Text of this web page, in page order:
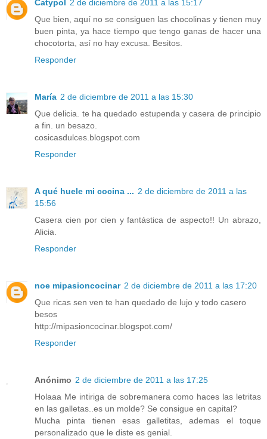
Catypol
2 de diciembre de 2011 a las 15:17
Que bien, aquí no se consiguen las chocolinas y tienen muy
buen pinta, ya hace tiempo que tengo ganas de hacer una
chocotorta, así no hay excusa. Besitos.
Responder
María 2 de diciembre de 2011 a las 15:30
Que delicia. te ha quedado estupenda y casera de principio
a fin. un besazo.
cosicasdulces.blogspot.com
Responder
A qué huele mi cocina ... 2 de diciembre de 2011 a las
15:56
Casera cien por cien y fantástica de aspecto!! Un abrazo,
Alicia.
Responder
noe mipasioncocinar 2 de diciembre de 2011 a las 17:20
Que ricas sen ven te han quedado de lujo y todo casero
besos
http://mipasioncocinar.blogspot.com/
Responder
Anónimo 2 de diciembre de 2011 a las 17:25
Holaaa Me intiriga de sobremanera como haces las letritas
en las galletas..es un molde? Se consigue en capital?
Mucha pinta tienen esas galletitas, ademas el toque
personalizado que le diste es genial.